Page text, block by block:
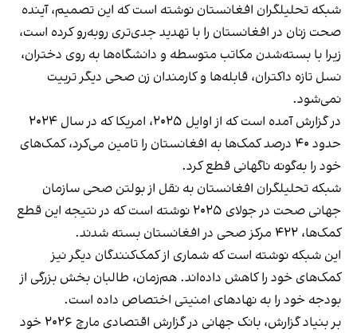
شبکه تحلیلگران افغانستان نوشته است که این تصمیم، آینده
صحت زنان در افغانستان را با تهدید جدی‌تری روبه‌رو کرده است،
زیرا با بسته‌شدن مکاتب متوسطه و دانشگاه‌ها به روی دختران،
نسل تازه داکتران، قابله‌ها و کارمندان زن صحی دیگر تربیت
نمی‌شود.
در گزارش آمده است که از اوایل ۲۰۲۵، امریکا که در سال ۲۰۲۴
حدود ۴۰ درصد کمک‌ها به افغانستان را تامین می‌کرد، کمک‌های
خود را به‌گونه ناگهانی قطع کرد.
شبکه تحلیلگران افغانستان به نقل از بولتن صحی سازمان
جهانی صحت در جولای ۲۰۲۵ نوشته است که در نتیجه این قطع
کمک‌ها، ۴۲۲ مرکز صحی در افغانستان بسته شدند.
این شبکه نوشته است که شماری از کمک‌کنندگان دیگر نیز
کمک‌های خود را کاهش داده‌اند. هم‌زمان، طالبان بخش بزرگی از
بودجه خود را به نهادهای امنیتی اختصاص داده است.
بر بنیاد گزارش، بانک جهانی در گزارش اقتصادی مارچ ۲۰۲۶ خود